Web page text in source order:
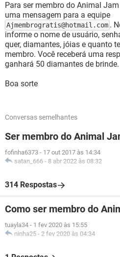
Para ser membro do Animal
uma mensagem para a equipe
Ajmembrogratis@hotmail.com .
informe o nome de usuário,
quer, diamantes, jóias e quanto
membro. Você receberá uma
ganhará 50 diamantes de brinde.
Boa sorte
Conversas semelhantes
Ser membro do Animal
fofinha6373 - 17 out 2017 às 14:34
satan_666 - 8 abr 2022 às 08:32
314 Respostas
Como ser membro do
tuayla34 - 1 fev 2020 às 15:55
ninha25 - 2 fev 2020 às 04:34